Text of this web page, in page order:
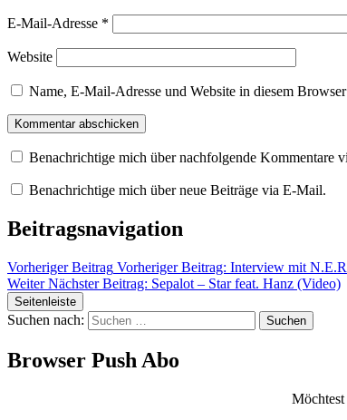
E-Mail-Adresse *
Website
Name, E-Mail-Adresse und Website in diesem
Benachrichtige mich über nachfolgende Kommentare
Benachrichtige mich über neue Beiträge via E-Mail.
Beitragsnavigation
Vorheriger Beitrag Vorheriger Beitrag: Interview mit
Weiter Nächster Beitrag: Sepalot – Star feat. Hanz (Video)
Seitenleiste
Suchen nach:
Browser Push Abo